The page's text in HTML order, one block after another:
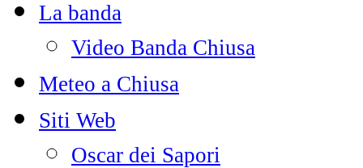
La banda
Video Banda Chiusa
Meteo a Chiusa
Siti Web
Oscar dei Sapori